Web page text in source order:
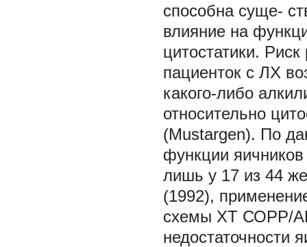
способна суще-
влияние на
цитостатики.
пациенток с ЛХ
какого-либо
относительно
(Мustargen). По
функции
лишь у 17 из 44
(1992),
схемы ХТ СОРР/
недостаточности